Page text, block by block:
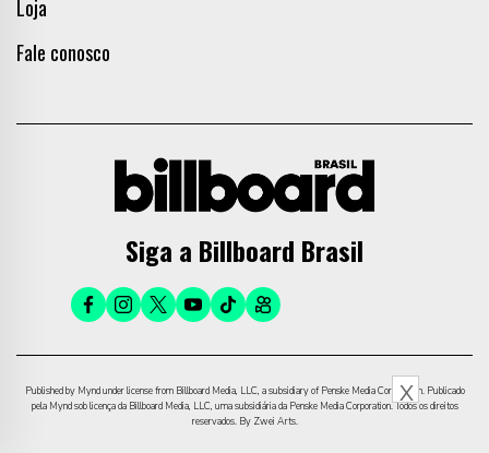
Loja
Fale conosco
Siga a Billboard Brasil
Published by Mynd under license from Billboard Media, LLC, a subsidiary of Penske Media Corporation. Publicado
pela Mynd sob licença da Billboard Media, LLC, uma subsidiária da Penske Media Corporation. Todos os direitos
reservados. By Zwei Arts.
X